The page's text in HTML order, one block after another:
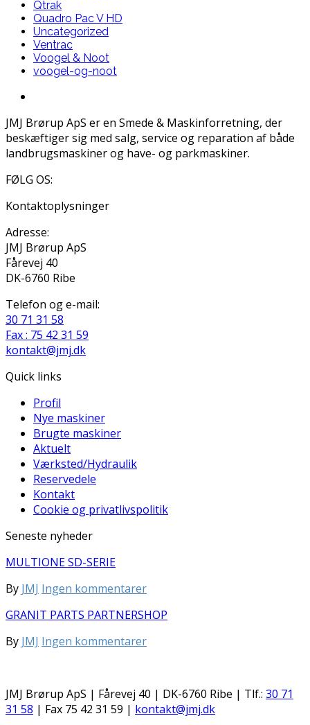
Qtrak
Quadro Pac V HD
Uncategorized
Ventrac
Voogel & Noot
voogel-og-noot
JMJ Brørup ApS er en Smede & Maskinforretning, der
beskæftiger sig med salg, service og reparation af både
landbrugsmaskiner og have- og parkmaskiner.
FØLG OS:
Kontaktoplysninger
Adresse:
JMJ Brørup ApS
Fårevej 40
DK-6760 Ribe
Telefon og e-mail:
30 71 31 58
Fax : 75 42 31 59
kontakt@jmj.dk
Quick links
Profil
Nye maskiner
Brugte maskiner
Aktuelt
Værksted/Hydraulik
Reservedele
Kontakt
Cookie og privatlivspolitik
Seneste nyheder
MULTIONE SD-SERIE
By JMJ Ingen kommentarertil
SD-
GRANIT PARTS PARTNERSHOP
By JMJ Ingen kommentarertil
PARTNERSHOP
JMJ Brørup ApS | Fårevej 40 | DK-6760 Ribe | Tlf.: 30 71
31 58 | Fax 75 42 31 59 | kontakt@jmj.dk